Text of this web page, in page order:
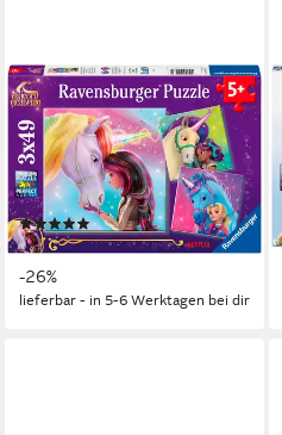
RAVENSBURGER
Puzzle Unicorn Academy,
Magie und Freundschaft, 147
Puzzleteile, 3x49 Teile; Made
in Europe
(2)
ab 9,67 € UVP12,99 €
-26%
lieferbar - in 5-6 Werktagen bei dir